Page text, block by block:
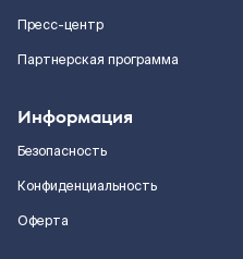
Пресс-центр
Партнерская программа
Информация
Безопасность
Конфиденциальность
Оферта